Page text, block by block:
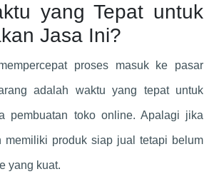
yang Tepat untuk
Jasa Ini?
proses masuk ke pasar
adalah waktu yang tepat untuk
pembuatan toko online. Apalagi jika
memiliki produk siap jual tetapi belum
yang kuat.